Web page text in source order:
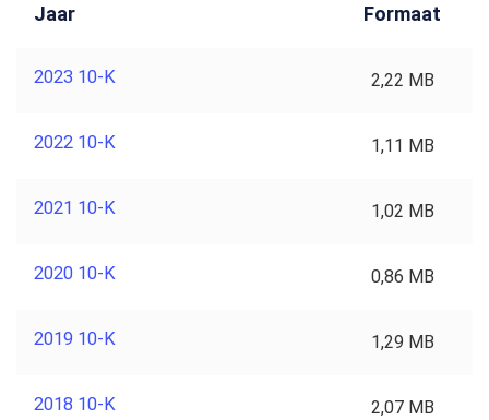
Jaar Formaat
2023 10-K 2,22 MB
2022 10-K 1,11 MB
2021 10-K 1,02 MB
2020 10-K 0,86 MB
2019 10-K 1,29 MB
2018 10-K 2,07 MB